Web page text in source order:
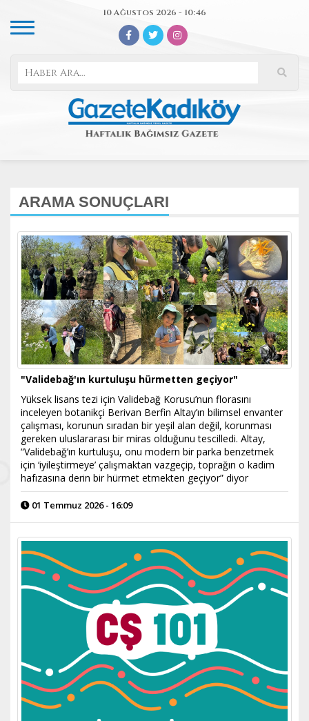
10 Ağustos 2026 - 10:46
ARAMA SONUÇLARI
"Validebağ'ın kurtuluşu hürmetten geçiyor"
Yüksek lisans tezi için Validebağ Korusu’nun florasını
inceleyen botanikçi Berivan Berfin Altay’ın bilimsel envanter
çalışması, korunun sıradan bir yeşil alan değil, korunması
gereken uluslararası bir miras olduğunu tescilledi. Altay,
“Validebağ’ın kurtuluşu, onu modern bir parka benzetmek
için ‘iyileştirmeye’ çalışmaktan vazgeçip, toprağın o kadim
hafızasına derin bir hürmet etmekten geçiyor” diyor
01 Temmuz 2026 - 16:09